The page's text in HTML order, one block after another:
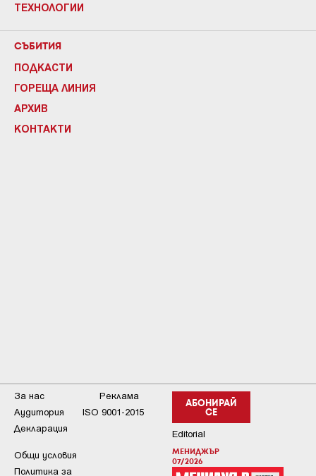
ТЕХНОЛОГИИ
СЪБИТИЯ
ПОДКАСТИ
ГОРЕЩА ЛИНИЯ
АРХИВ
КОНТАКТИ
АБОНИРАЙ
СЕ
Editorial
МЕНИДЖЪР
07/2026
За нас
Реклама
Аудитория
ISO 9001-2015
Декларация
Общи условия
Пoлитикa зa